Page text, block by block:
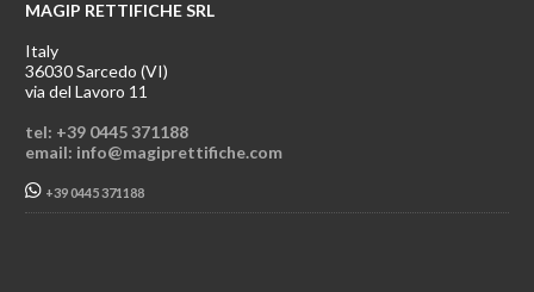
MAGIP RETTIFICHE SRL
Italy
36030 Sarcedo (VI)
via del Lavoro 11
tel: +39 0445 371188
email: info@magiprettifiche.com
+39 0445 371188